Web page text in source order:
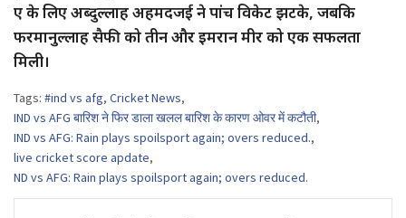
ए के लिए अब्दुल्लाह अहमदजई ने पांच विकेट झटके, जबकि
फरमानुल्लाह सैफी को तीन और इमरान मीर को एक सफलता
मिली।
Tags: #ind vs afg, Cricket News,
IND vs AFG बारिश ने फिर डाला खलल बारिश के कारण ओवर में कटौती,
IND vs AFG: Rain plays spoilsport again; overs reduced.,
live cricket score apdate,
ND vs AFG: Rain plays spoilsport again; overs reduced.